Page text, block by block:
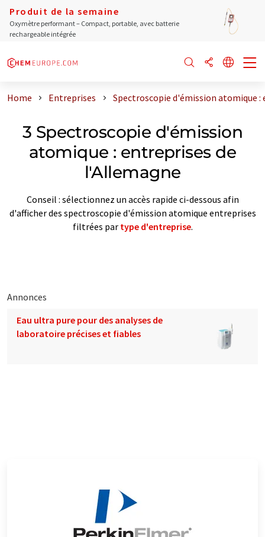
Produit de la semaine
Oxymètre performant – Compact, portable, avec batterie
rechargeable intégrée
Home Entreprises Spectroscopie d'émission atomique
3 Spectroscopie d'émission
atomique : entreprises de
l'Allemagne
Conseil : sélectionnez un accès rapide ci-dessous afin
d'afficher des spectroscopie d'émission atomique entreprises
filtrées par type d'entreprise.
Annonces
Eau ultra pure pour des analyses de
laboratoire précises et fiables